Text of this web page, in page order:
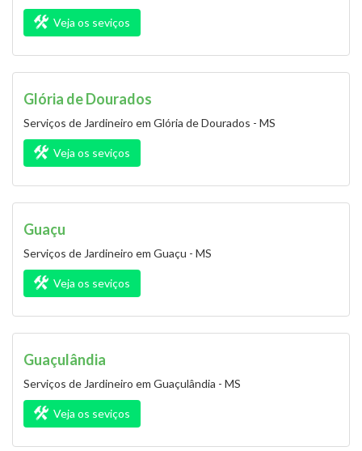
Veja os seviços
Glória de Dourados
Serviços de Jardineiro em Glória de Dourados - MS
Veja os seviços
Guaçu
Serviços de Jardineiro em Guaçu - MS
Veja os seviços
Guaçulândia
Serviços de Jardineiro em Guaçulândia - MS
Veja os seviços